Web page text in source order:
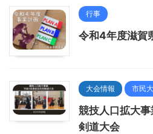
行事
令和4年度滋賀
大会情報 市民
競技人口拡大
剣道大会